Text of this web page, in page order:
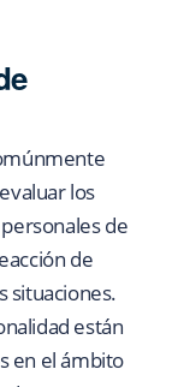
los
de
de
situaciones.
están
en el ámbito